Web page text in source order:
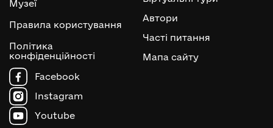
Музеї
Правила користування
Політика
конфіденційності
Автори
Часті питання
Мапа сайту
Facebook
Instagram
Youtube